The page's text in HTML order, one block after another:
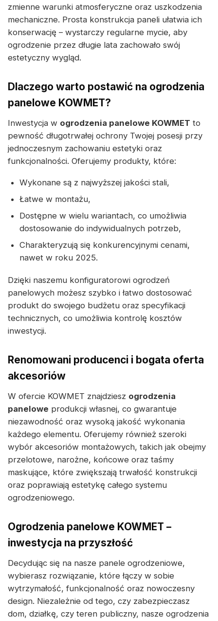
zmienne warunki atmosferyczne oraz uszkodzenia
mechaniczne. Prosta konstrukcja paneli ułatwia ich
konserwację – wystarczy regularne mycie, aby
ogrodzenie przez długie lata zachowało swój
estetyczny wygląd.
Dlaczego warto postawić na ogrodzenia
panelowe KOWMET?
Inwestycja w ogrodzenia panelowe KOWMET to
pewność długotrwałej ochrony Twojej posesji przy
jednoczesnym zachowaniu estetyki oraz
funkcjonalności. Oferujemy produkty, które:
Wykonane są z najwyższej jakości stali,
Łatwe w montażu,
Dostępne w wielu wariantach, co umożliwia
dostosowanie do indywidualnych potrzeb,
Charakteryzują się konkurencyjnymi cenami,
nawet w roku 2025.
Dzięki naszemu konfiguratorowi ogrodzeń
panelowych możesz szybko i łatwo dostosować
produkt do swojego budżetu oraz specyfikacji
technicznych, co umożliwia kontrolę kosztów
inwestycji.
Renomowani producenci i bogata oferta
akcesoriów
W ofercie KOWMET znajdziesz ogrodzenia
panelowe produkcji własnej, co gwarantuje
niezawodność oraz wysoką jakość wykonania
każdego elementu. Oferujemy również szeroki
wybór akcesoriów montażowych, takich jak obejmy
przelotowe, narożne, końcowe oraz taśmy
maskujące, które zwiększają trwałość konstrukcji
oraz poprawiają estetykę całego systemu
ogrodzeniowego.
Ogrodzenia panelowe KOWMET –
inwestycja na przyszłość
Decydując się na nasze panele ogrodzeniowe,
wybierasz rozwiązanie, które łączy w sobie
wytrzymałość, funkcjonalność oraz nowoczesny
design. Niezależnie od tego, czy zabezpieczasz
dom, działkę, czy teren publiczny, nasze ogrodzenia